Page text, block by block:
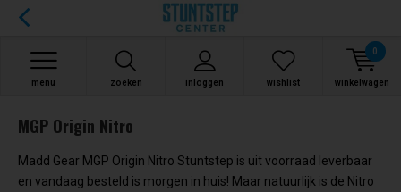
zoeken inloggen
menu wishlist winkelwagen
0
MGP Origin Nitro
Madd Gear MGP Origin Nitro Stuntstep is uit voorraad leverbaar
en vandaag besteld is morgen in huis! Maar natuurlijk is de Nitro